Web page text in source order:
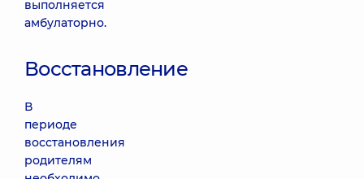
выполняется
амбулаторно.
Восстановление
В
периоде
восстановления
родителям